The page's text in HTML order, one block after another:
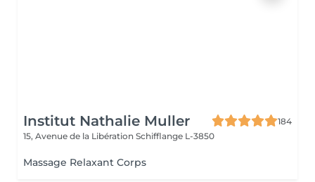
Institut Nathalie Muller
184
15, Avenue de la Libération Schifflange L-3850
Massage Relaxant Corps